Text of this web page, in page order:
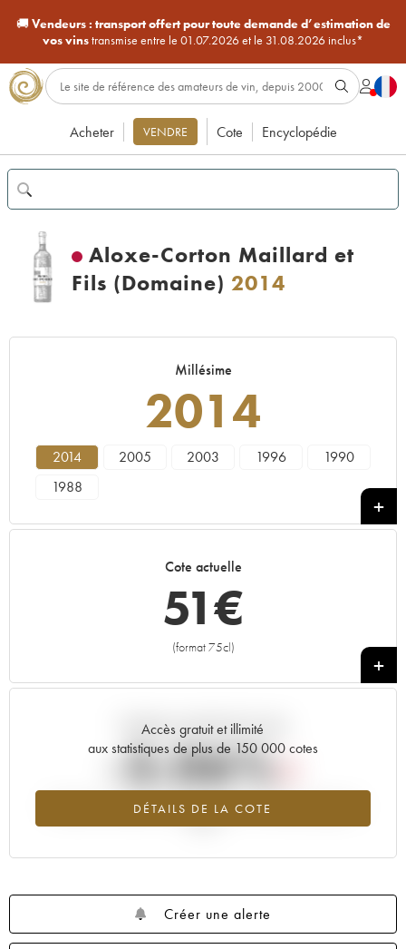
🚚Vendeurs : transport offert pour toute demande d’estimation de
vos vinstransmise entre le 01.07.2026 et le 31.08.2026 inclus*
Acheter VENDRE Cote Encyclopédie
Aloxe-Corton Maillard et
Fils (Domaine) 2014
Millésime
2014
2014 2005 2003 1996
1990
1988
Cote actuelle
51€
(format 75cl)
+
Accès gratuit et illimité
aux statistiques de plus de 150 000 cotes
DÉTAILS DE LA COTE
Tendance actuelle de la cote
-3.06%
Tendance à la baisse du millésime 2014 en 2026 par rapport à
Créer une alerte